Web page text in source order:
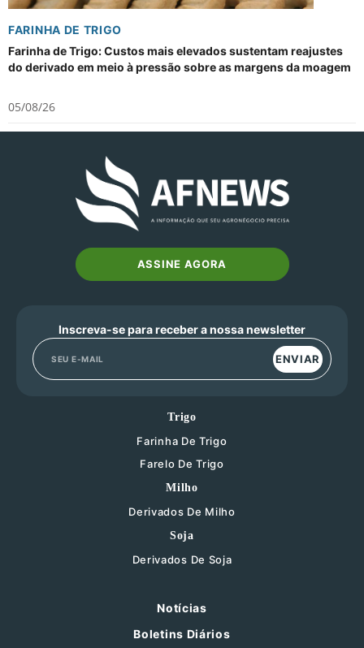
FARINHA DE TRIGO
Farinha de Trigo: Custos mais elevados sustentam reajustes
do derivado em meio à pressão sobre as margens da moagem
05/08/26
ASSINE AGORA
Inscreva-se para receber a nossa newsletter
ENVIAR
Trigo
Farinha De Trigo
Farelo De Trigo
Milho
Derivados De Milho
Soja
Derivados De Soja
Notícias
Boletins Diários